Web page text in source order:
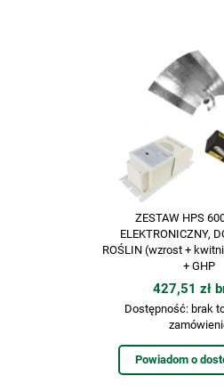
ZESTAW HPS
ELEKTRONICZNY,
ROŚLIN (wzrost +
+ GHP
427,51 zł
Dostępność: brak
Powiadom o